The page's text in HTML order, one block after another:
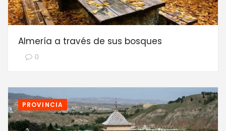
Almería a través de sus bosques
0
PROVINCIA